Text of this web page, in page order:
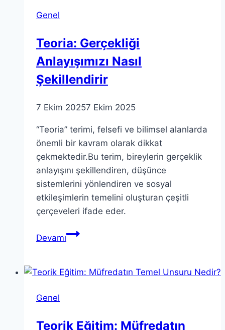
Genel
Teoria: Gerçekliği
Anlayışımızı Nasıl
Şekillendirir
7 Ekim 20257 Ekim 2025
“Teoria” terimi, felsefi ve bilimsel alanlarda
önemli bir kavram olarak dikkat
çekmektedir.Bu terim, bireylerin gerçeklik
anlayışını şekillendiren, düşünce
sistemlerini yönlendiren ve sosyal
etkileşimlerin temelini oluşturan çeşitli
çerçeveleri ifade eder.
DevamıTeoria:
Nasıl
Genel
Teorik Eğitim: Müfredatın